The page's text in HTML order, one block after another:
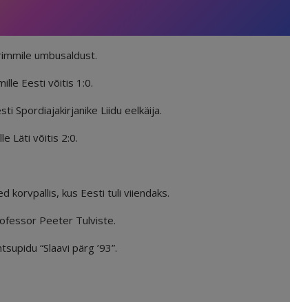
umbusaldust.
Eesti võitis 1:0.
Spordiajakirjanike Liidu eelkäija.
Läti võitis 2:0.
korvpallis, kus Eesti tuli viiendaks.
Peeter Tulviste.
“Slaavi pärg ’93”.